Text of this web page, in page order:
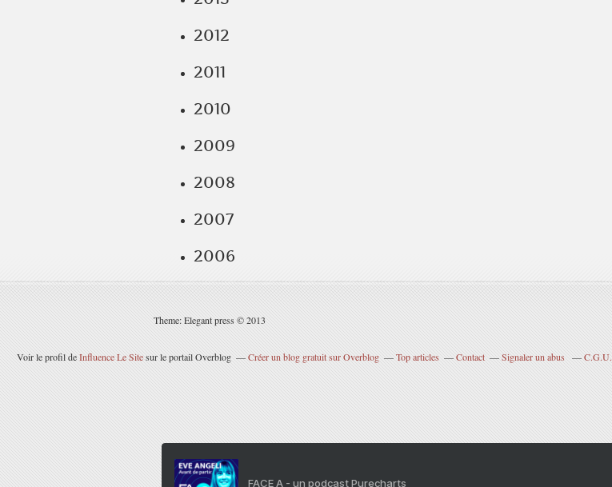
2012
2011
2010
2009
2008
2007
2006
Theme: Elegant press © 2013
Voir le profil deInfluence Le Sitesur le portail Overblog Créer un blog gratuit sur Overblog Top articles Contact Signaler un abus C.G.U.
FACE A - un podcast Purecharts